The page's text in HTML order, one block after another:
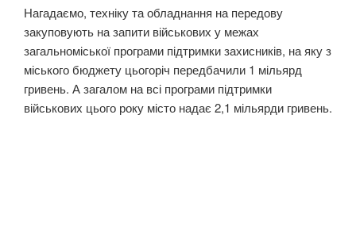
Нагадаємо, техніку та обладнання на передову
закуповують на запити військових у межах
загальноміської програми підтримки захисників, на яку з
міського бюджету цьогоріч передбачили 1 мільярд
гривень. А загалом на всі програми підтримки
військових цього року місто надає 2,1 мільярди гривень.